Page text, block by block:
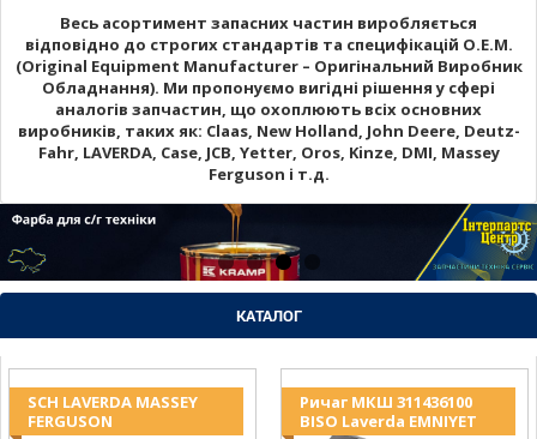
Весь асортимент запасних частин виробляється
відповідно до строгих стандартів та специфікацій O.E.M.
(Original Equipment Manufacturer – Оригінальний Виробник
Обладнання). Ми пропонуємо вигідні рішення у сфері
аналогів запчастин, що охоплюють всіх основних
виробників, таких як: Claas, New Holland, John Deere, Deutz-
Fahr, LAVERDA, Case, JCB, Yetter, Oros, Kinze, DMI, Massey
Ferguson і т.д.
КАТАЛОГ
SCH LAVERDA MASSEY
FERGUSON
Ричаг МКШ 311436100
BISO Laverda EMNIYET